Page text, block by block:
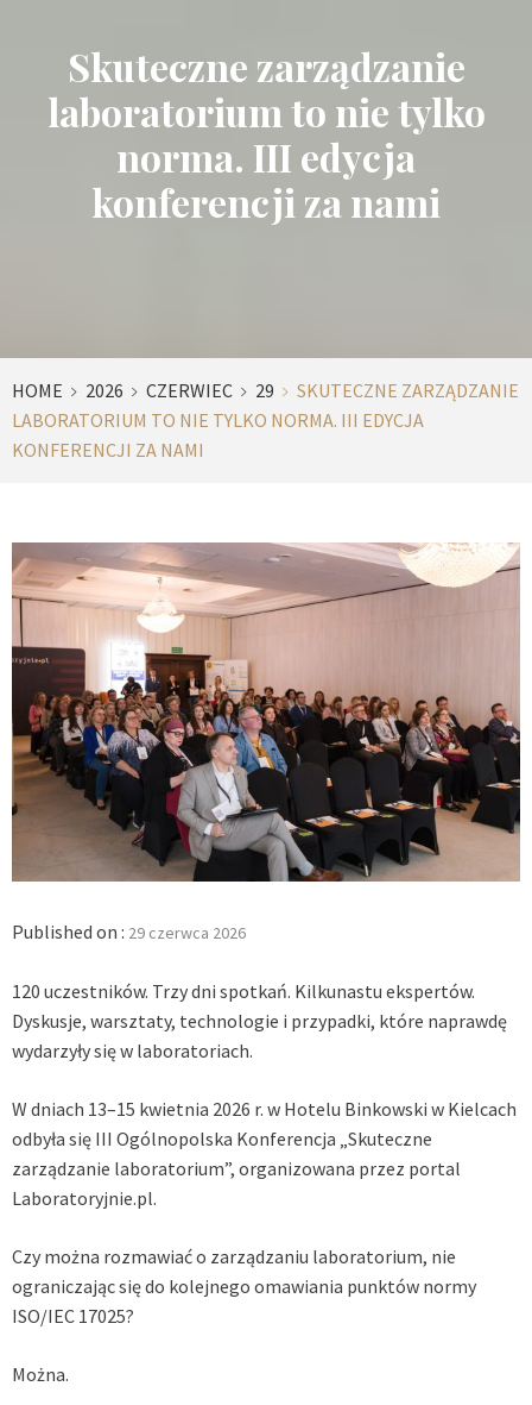
Skuteczne zarządzanie
laboratorium to nie tylko
norma. III edycja
konferencji za nami
HOME 2026 CZERWIEC 29
SKUTECZNE ZARZĄDZANIE
LABORATORIUM TO NIE TYLKO NORMA. III EDYCJA
KONFERENCJI ZA NAMI
Published on : 29 czerwca 2026
120 uczestników. Trzy dni spotkań. Kilkunastu ekspertów.
Dyskusje, warsztaty, technologie i przypadki, które naprawdę
wydarzyły się w laboratoriach.
W dniach 13–15 kwietnia 2026 r. w Hotelu Binkowski w Kielcach
odbyła się III Ogólnopolska Konferencja „Skuteczne
zarządzanie laboratorium”, organizowana przez portal
Laboratoryjnie.pl.
Czy można rozmawiać o zarządzaniu laboratorium, nie
ograniczając się do kolejnego omawiania punktów normy
ISO/IEC 17025?
Można.